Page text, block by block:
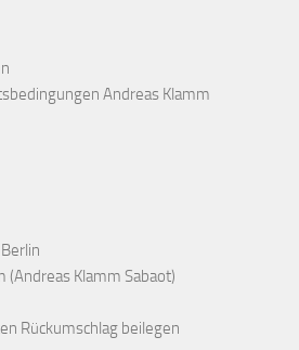
Andreas Klamm
(Andreas Klamm Sabaot)
Rückumschlag beilegen